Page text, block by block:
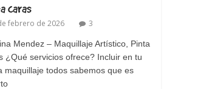
caras
febrero de 2026 3
Mendez – Maquillaje Artístico, Pinta
¿Qué servicios ofrece? Incluir en tu
maquillaje todos sabemos que es